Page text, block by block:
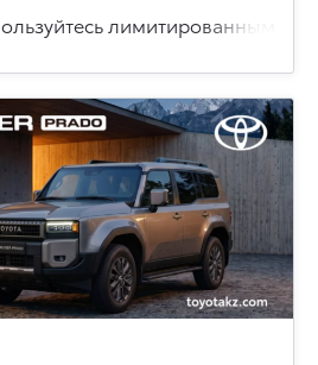
лимитированным